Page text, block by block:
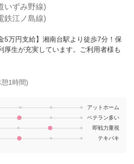
いずみ野線)
鉄江ノ島線)
5万円支給】湘南台駅より徒歩7分！保
厚生が充実しています。ご利用者様も
1時間)
アットホーム
ベテラン多い
即戦力重視
テキパキ